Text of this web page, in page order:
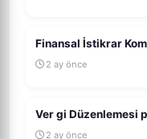
Finansal İstikrar
2 ay önce
Ver gi Düzenlemesi
2 ay önce